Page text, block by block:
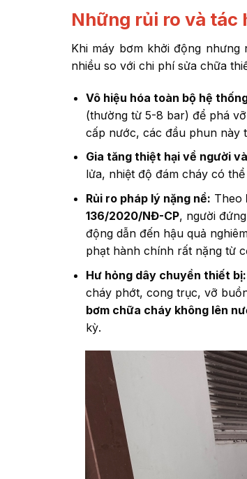
Những rủi ro và tác
Khi máy bơm khởi động
nhiều so với chi phí sửa chữa
Vô hiệu hóa toàn bộ hệ
(thường từ 5-8 bar) để phá
cấp nước, các đầu phun này
Gia tăng thiệt hại về người
lửa, nhiệt độ đám cháy có
Rủi ro pháp lý nặng nề: Theo
136/2020/NĐ-CP, người
động dẫn đến hậu quả
phạt hành chính rất nặng từ
Hư hỏng dây chuyền thiết bị:
cháy phớt, cong trục, vỡ
bơm chữa cháy không lên
kỳ.